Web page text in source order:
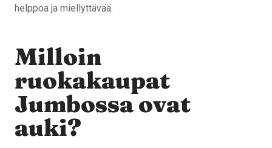
helppoa ja miellyttävää.
Milloin
ruokakaupat
Jumbossa ovat
auki?